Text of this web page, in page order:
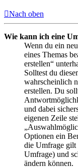
Nach oben
Wie kann ich eine
Wenn du ein
eines Themas
erstellen“
Solltest du
wahrscheinlich
erstellen. Du
und dabei
eigenen Zeile
Optionen ein
die Umfrage gilt
Umfrage) und
ändern können.